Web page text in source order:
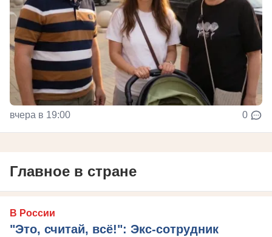
вчера в 19:00 0
Главное в стране
В России
"Это, считай, всё!": Экс-сотрудник